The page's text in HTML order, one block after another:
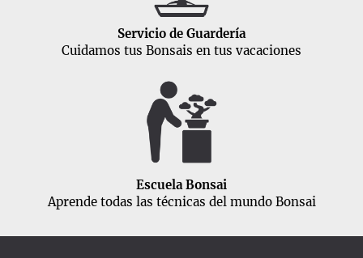
Servicio de Guardería
Cuidamos tus Bonsais en tus vacaciones
Escuela Bonsai
Aprende todas las técnicas del mundo Bonsai